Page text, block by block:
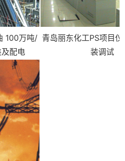
100万吨/
配电
青岛丽东化工PS项目
装调试